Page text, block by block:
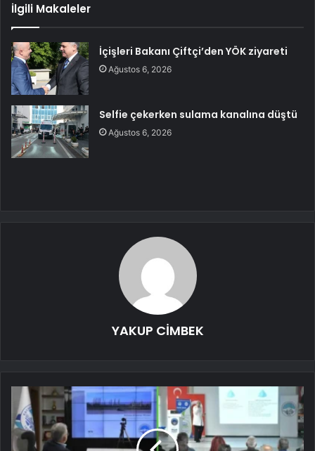
İlgili Makaleler
İçişleri Bakanı Çiftçi’den YÖK ziyareti
Ağustos 6, 2026
Selfie çekerken sulama kanalına düştü
Ağustos 6, 2026
YAKUP CİMBEK